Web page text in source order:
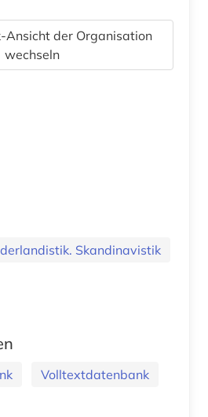
Ansicht der Organisation
wechseln
Skandinavistik
Volltextdatenbank